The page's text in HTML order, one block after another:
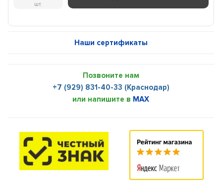
шт.
Наши сертификаты
Позвоните нам
+7 (929) 831-40-33 (Краснодар)
или напишите в MAX